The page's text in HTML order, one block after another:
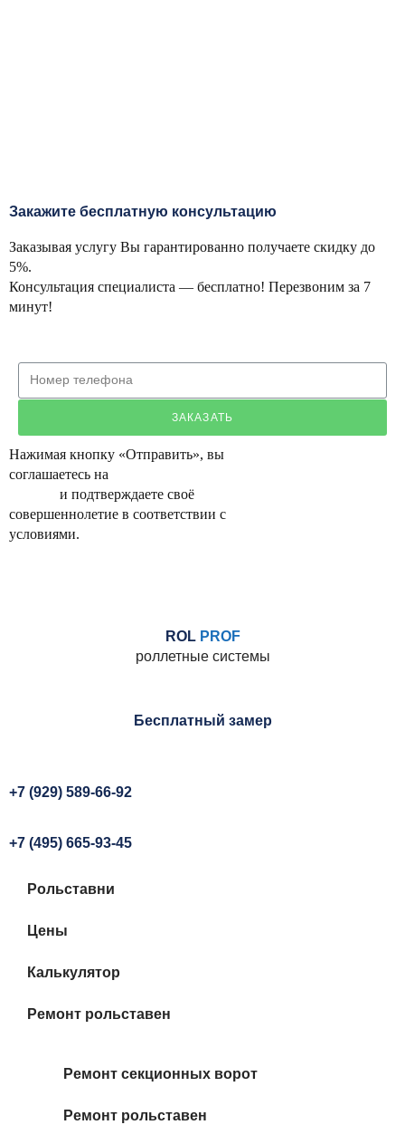
Закажите бесплатную консультацию
Заказывая услугу Вы гарантированно получаете скидку до
5%.
Консультация специалиста — бесплатно! Перезвоним за 7
минут!
ЗАКАЗАТЬ
Нажимая кнопку «Отправить», вы
соглашаетесь на
и подтверждаете своё
совершеннолетие в соответствии с
условиями.
ROL PROF
роллетные системы
Бесплатный замер
+7 (929) 589-66-92
+7 (495) 665-93-45
Рольставни
Цены
Калькулятор
Ремонт рольставен
Ремонт секционных ворот
Ремонт рольставен